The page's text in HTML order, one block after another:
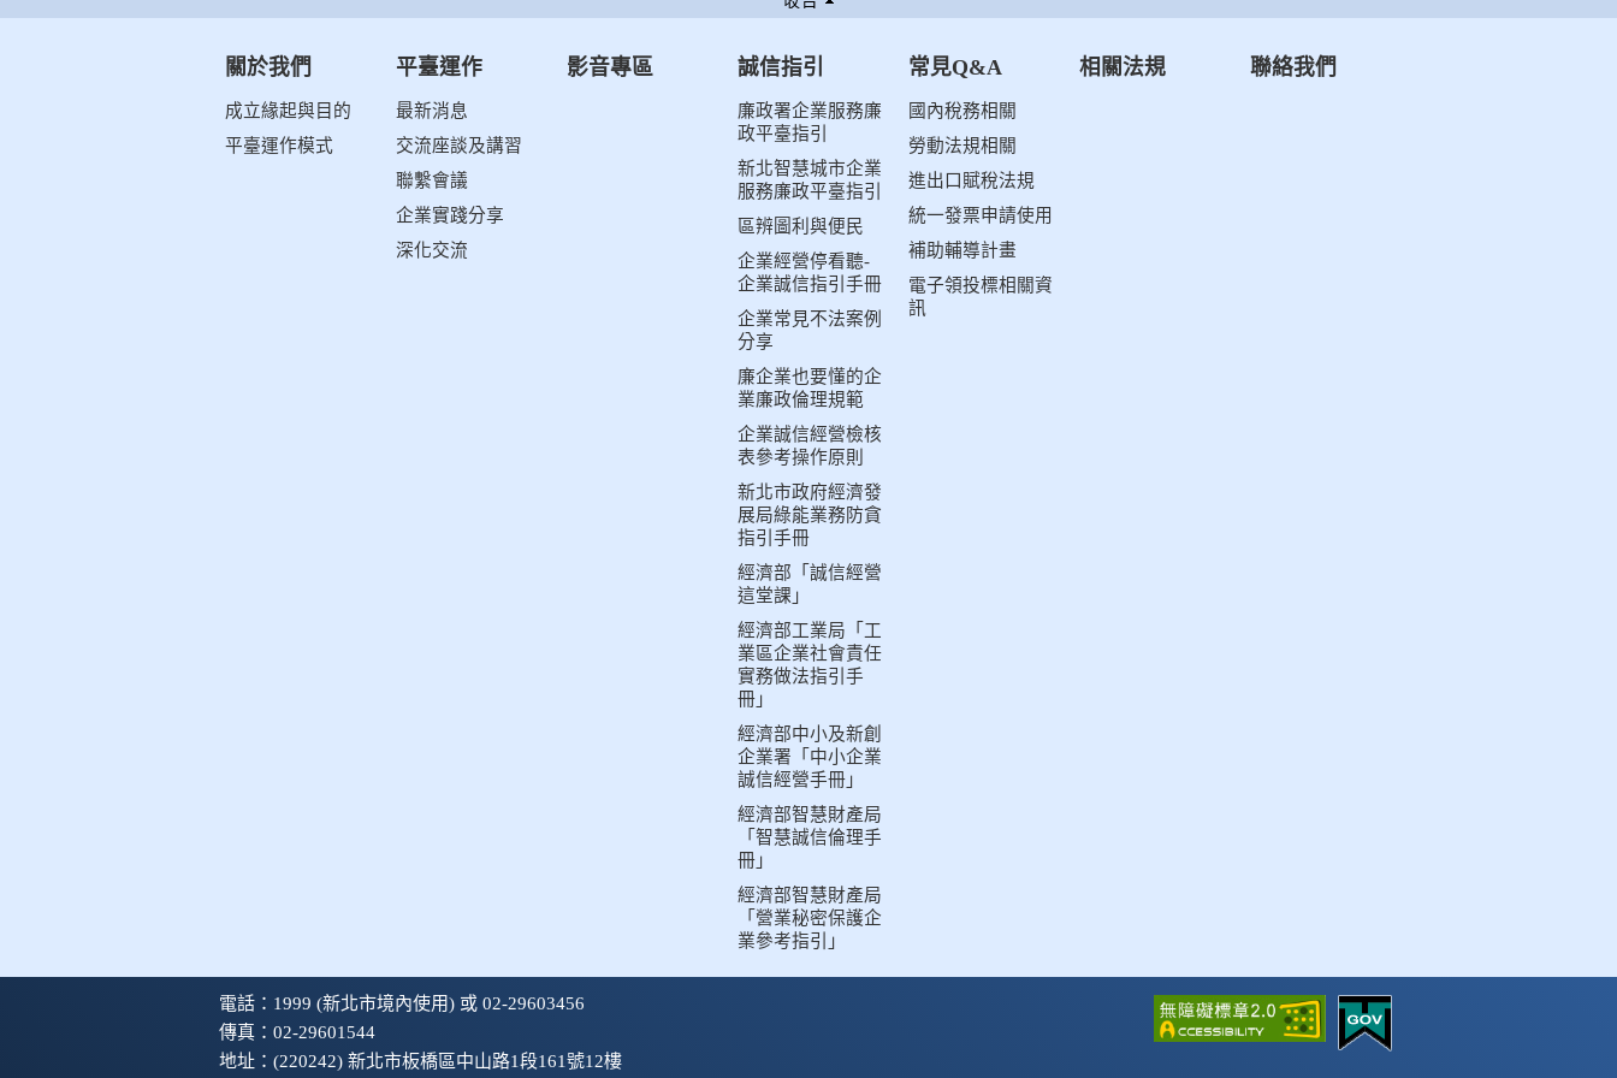
關於我們
成立緣起與目的
平臺運作模式
平臺運作
最新消息
交流座談及講習
聯繫會議
企業實踐分享
深化交流
影音專區 誠信指引
廉政署企業服務廉
政平臺指引
新北智慧城市企業
服務廉政平臺指引
區辨圖利與便民
企業經營停看聽-
企業誠信指引手冊
企業常見不法案例
分享
廉企業也要懂的企
業廉政倫理規範
企業誠信經營檢核
表參考操作原則
新北市政府經濟發
展局綠能業務防貪
指引手冊
經濟部「誠信經營
這堂課」
經濟部工業局「工
業區企業社會責任
實務做法指引手
冊」
經濟部中小及新創
企業署「中小企業
誠信經營手冊」
經濟部智慧財產局
「智慧誠信倫理手
冊」
經濟部智慧財產局
「營業秘密保護企
業參考指引」
常見Q&A
國內稅務相關
勞動法規相關
進出口賦稅法規
統一發票申請使用
補助輔導計畫
電子領投標相關資
訊
相關法規 聯絡我們
電話：1999 (新北市境內使用) 或 02-29603456
傳真：02-29601544
地址：(220242) 新北市板橋區中山路1段161號12樓